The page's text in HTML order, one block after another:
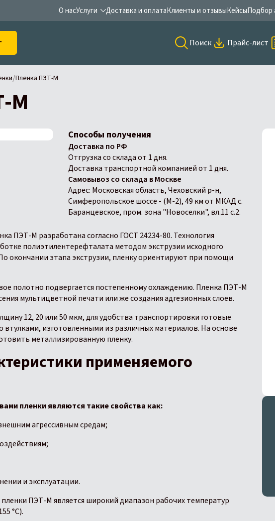
О насУслуги Доставка и оплатаКлиенты и отзывыКейсыПодбор
Поиск Прайс-лист
/Пленка ПЭТ-М
М
Способы получения
Доставка по РФ
Отгрузка со склада от 1 дня.
Доставка транспортной компанией от 1 дня.
Самовывоз со склада в Москве
Адрес: Московская область, Чеховский р-н,
Симферопольское шоссе - (М-2), 49 км от МКАД с.
Баранцевское, пром. зона "Новоселки", вл.11 с.2.
ПЭТ-М разработана согласно ГОСТ 24234-80. Технология
полиэтилентерефталата методом экструзии исходного
окончании этапа экструзии, пленку ориентируют при помощи
полотно подвергается постепенному охлаждению. Пленка ПЭТ-М
мультицветной печати или же создания адгезионных слоев.
12, 20 или 50 мкм, для удобства транспортировки готовые
изготовленными из различных материалов. На основе
металлизированную пленку.
применяемого
пленки являются такие свойства как:
агрессивным средам;
и эксплуатации.
ПЭТ-М является широкий диапазон рабочих температур
°С).